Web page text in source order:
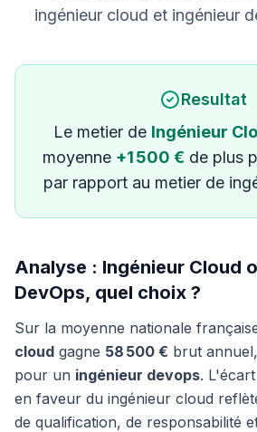
ingénieur cloud et ingénieur
Resultat
Le metier de Ingénieur
moyenne +1 500 € de plus
par rapport au metier de
Analyse : Ingénieur Cloud
DevOps, quel choix ?
Sur la moyenne nationale
cloud gagne 58 500 € brut
pour un ingénieur devops.
en faveur du ingénieur cloud
de qualification, de responsabilité